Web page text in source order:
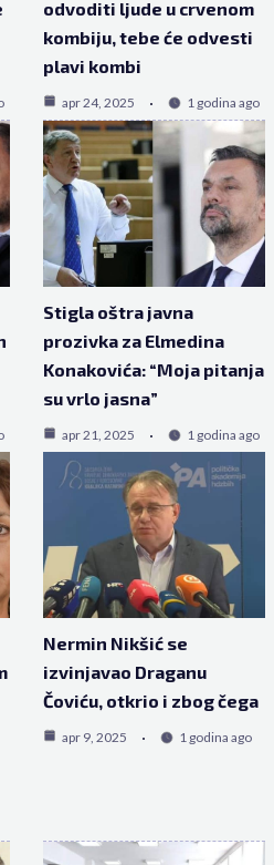
odvoditi ljude u crvenom
kombiju, tebe će odvesti
plavi kombi
apr 24, 2025 1 godina ago
Stigla oštra javna
prozivka za Elmedina
Konakovića: “Moja pitanja
su vrlo jasna”
apr 21, 2025 1 godina ago
Nermin Nikšić se
izvinjavao Draganu
Čoviću, otkrio i zbog čega
apr 9, 2025 1 godina ago